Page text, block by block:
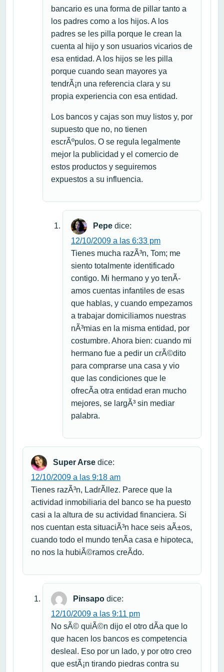
bancario es una forma de pillar tanto a
los padres como a los hijos. A los
padres se les pilla porque le crean la
cuenta al hijo y son usuarios vicarios de
esa entidad. A los hijos se les pilla
porque cuando sean mayores ya
tendrÃ¡n una referencia clara y su
propia experiencia con esa entidad.
Los bancos y cajas son muy listos y, por
supuesto que no, no tienen
escrÃºpulos. O se regula legalmente
mejor la publicidad y el comercio de
estos productos y seguiremos
expuestos a su influencia.
Pepe dice:
12/10/2009 a las 6:33 pm
Tienes mucha razÃ³n, Tom; me
siento totalmente identificado
contigo. Mi hermano y yo tenÃ­
amos cuentas infantiles de esas
que hablas, y cuando empezamos
a trabajar domiciliamos nuestras
nÃ³mias en la misma entidad, por
costumbre. Ahora bien: cuando mi
hermano fue a pedir un crÃ©dito
para comprarse una casa y vio
que las condiciones que le
ofrecÃ­a otra entidad eran mucho
mejores, se largÃ³ sin mediar
palabra.
Super Arse dice:
12/10/2009 a las 9:18 am
Tienes razÃ³n, LadrÃ­llez. Parece que la
actividad inmobiliaria del banco se ha puesto
casi a la altura de su actividad financiera. Si
nos cuentan esta situaciÃ³n hace seis aÃ±os,
cuando todo el mundo tenÃ­a casa e hipoteca,
no nos la hubiÃ©ramos creÃ­do.
Pinsapo dice:
12/10/2009 a las 9:11 pm
No sÃ© quiÃ©n dijo el otro dÃ­a que lo
que hacen los bancos es competencia
desleal. Eso por un lado, y por otro creo
que estÃ¡n tirando piedras contra su